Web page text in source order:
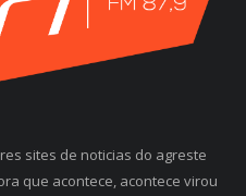
sites de noticias do agreste
que acontece, acontece virou